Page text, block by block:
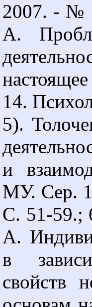
2007. - №
А.
14.
5).
и
МУ. Сер.
С. 51-59.;
А.
в
свойств